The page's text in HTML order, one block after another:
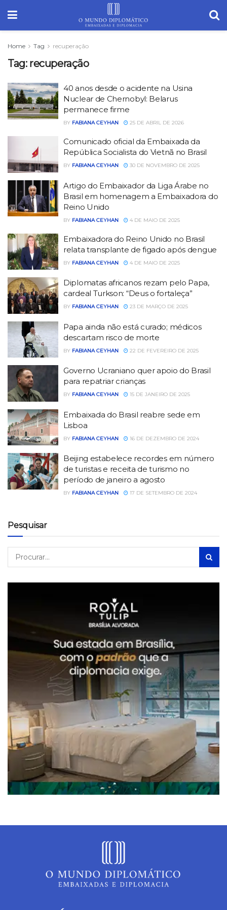
Home Tag recuperação
Tag: recuperação
40 anos desde o acidente na Usina
Nuclear de Chernobyl: Belarus
permanece firme
BY FABIANA CEYHAN 25 DE ABRIL DE 2026
Comunicado oficial da Embaixada da
República Socialista do Vietnã no Brasil
BY FABIANA CEYHAN 30 DE NOVEMBRO DE 2025
Artigo do Embaixador da Liga Árabe no
Brasil em homenagem a Embaixadora do
Reino Unido
BY FABIANA CEYHAN 4 DE MAIO DE 2025
Embaixadora do Reino Unido no Brasil
relata transplante de figado após dengue
BY FABIANA CEYHAN 4 DE MAIO DE 2025
Diplomatas africanos rezam pelo Papa,
cardeal Turkson: “Deus o fortaleça”
BY FABIANA CEYHAN 23 DE MARÇO DE 2025
Papa ainda não está curado; médicos
descartam risco de morte
BY FABIANA CEYHAN 22 DE FEVEREIRO DE 2025
Governo Ucraniano quer apoio do Brasil
para repatriar crianças
BY FABIANA CEYHAN 15 DE JANEIRO DE 2025
Embaixada do Brasil reabre sede em
Lisboa
BY FABIANA CEYHAN 16 DE DEZEMBRO DE 2024
Beijing estabelece recordes em número
de turistas e receita de turismo no
período de janeiro a agosto
BY FABIANA CEYHAN 17 DE SETEMBRO DE 2024
Pesquisar